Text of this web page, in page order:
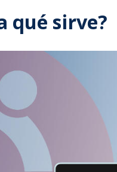
qué sirve?